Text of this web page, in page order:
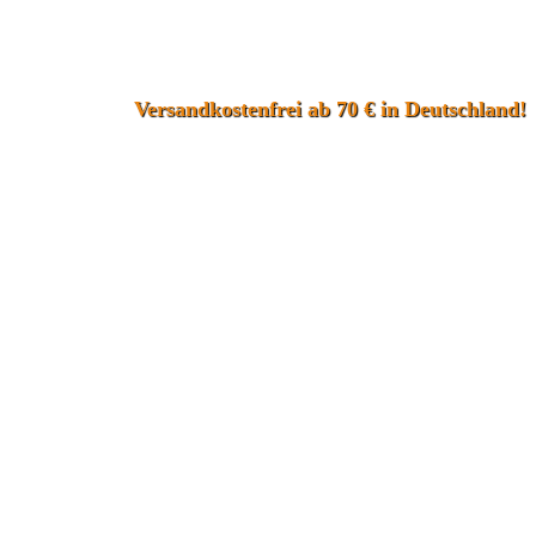
Versandkostenfrei ab 70 € in Deutschland!